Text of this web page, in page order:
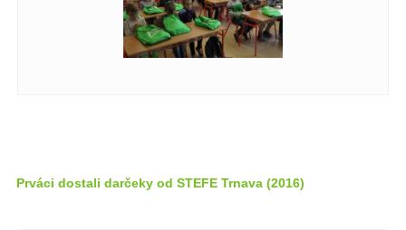
Prváci dostali darčeky od STEFE Trnava (2016)